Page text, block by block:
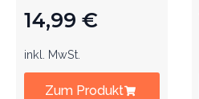
14,99 €
inkl. MwSt.
Zum Produkt